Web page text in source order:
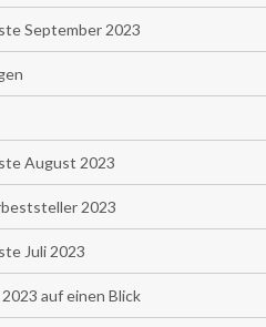
September 2023
August 2023
2023
Juli 2023
auf einen Blick